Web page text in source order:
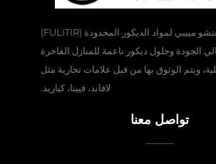
تقدم شركة هانغتشو مييبي لمواد الديكور المحدودة (FULITIR)
الجودة وحلول ديكور ناعمة للمنازل الفاخرة
ويتم الوثوق بها من قبل علامات تجارية مثل
لافاند، فيينا، كياريد.
تواصل معنا